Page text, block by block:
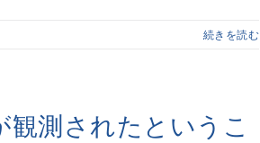
続きを読む
測されたというこ